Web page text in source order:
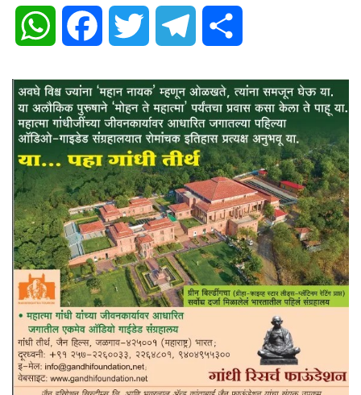
WhatsApp Facebook Twitter Telegram